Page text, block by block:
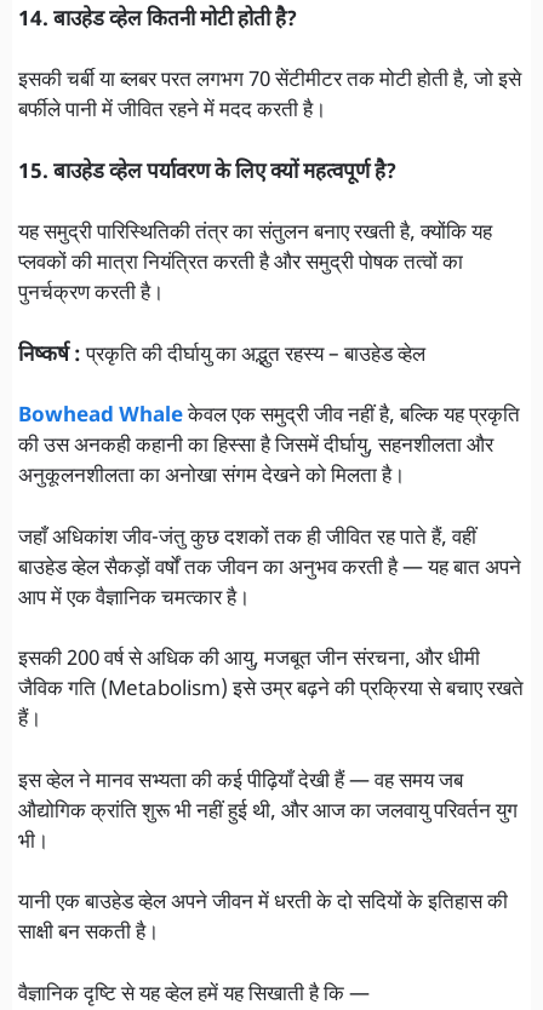
14. बाउहेड व्हेल कितनी मोटी होती है?
इसकी चर्बी या ब्लबर परत लगभग 70 सेंटीमीटर तक मोटी होती है, जो इसे
बर्फीले पानी में जीवित रहने में मदद करती है।
15. बाउहेड व्हेल पर्यावरण के लिए क्यों महत्वपूर्ण है?
यह समुद्री पारिस्थितिकी तंत्र का संतुलन बनाए रखती है, क्योंकि यह
प्लवकों की मात्रा नियंत्रित करती है और समुद्री पोषक तत्वों का
पुनर्चक्रण करती है।
निष्कर्ष :प्रकृति की दीर्घायु का अद्भुत रहस्य – बाउहेड व्हेल
Bowhead Whaleकेवल एक समुद्री जीव नहीं है, बल्कि यह प्रकृति
की उस अनकही कहानी का हिस्सा है जिसमें दीर्घायु, सहनशीलता और
अनुकूलनशीलता का अनोखा संगम देखने को मिलता है।
जहाँ अधिकांश जीव-जंतु कुछ दशकों तक ही जीवित रह पाते हैं, वहीं
बाउहेड व्हेल सैकड़ों वर्षों तक जीवन का अनुभव करती है — यह बात अपने
आप में एक वैज्ञानिक चमत्कार है।
इसकी 200 वर्ष से अधिक की आयु, मजबूत जीन संरचना, और धीमी
जैविक गति (Metabolism) इसे उम्र बढ़ने की प्रक्रिया से बचाए रखते
हैं।
इस व्हेल ने मानव सभ्यता की कई पीढ़ियाँ देखी हैं — वह समय जब
औद्योगिक क्रांति शुरू भी नहीं हुई थी, और आज का जलवायु परिवर्तन युग
भी।
यानी एक बाउहेड व्हेल अपने जीवन में धरती के दो सदियों के इतिहास की
साक्षी बन सकती है।
वैज्ञानिक दृष्टि से यह व्हेल हमें यह सिखाती है कि —